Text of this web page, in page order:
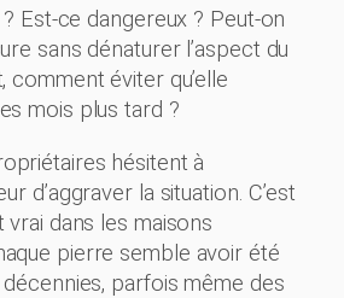
? Est-ce dangereux ? Peut-on
sans dénaturer l’aspect du
comment éviter qu’elle
mois plus tard ?
hésitent à
d’aggraver la situation. C’est
dans les maisons
pierre semble avoir été
parfois même des